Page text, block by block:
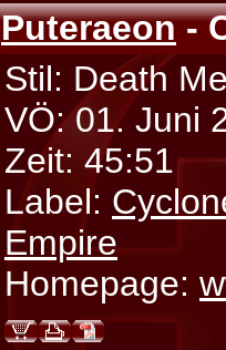
Puteraeon-
Stil: Death
VÖ: 01. Juni
Zeit: 45:51
Label:
Empire
Homepage: